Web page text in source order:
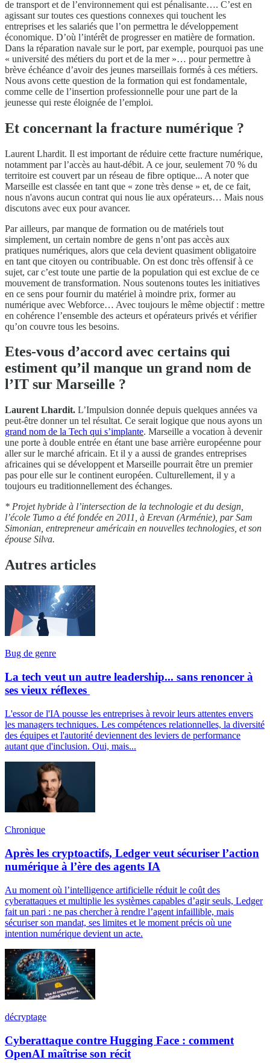
de transport et de l’environnement qui est pénalisante…. C’est en
agissant sur toutes ces questions connexes qui touchent les
entreprises et les salariés que l’on permettra le développement
économique. D’où l’intérêt de progresser en matière de formation.
Dans la réparation navale sur le port, par exemple, pourquoi pas une
« université des métiers du port et de la mer »… pour permettre à
brève échéance d’avoir des jeunes marseillais formés à ces métiers.
Nous avons cette question de la formation qui est fondamentale,
comme celle de l’insertion professionnelle pour une part de la
jeunesse qui reste éloignée de l’emploi.
Et concernant la fracture numérique ?
Laurent Lhardit. Il est important de réduire cette fracture numérique,
notamment par l’accès au haut-débit. A ce jour, seulement 70 % du
territoire est couvert par un réseau de fibre optique... A noter que
Marseille est classée en tant que « zone très dense » et, de ce fait,
nous n'avons aucun contrat qui nous lie aux opérateurs… Mais nous
discutons avec eux pour avancer.
Par ailleurs, par manque de formation ou de matériels tout
simplement, un certain nombre de gens n’ont pas accès aux
pratiques numériques, alors que cela devient quasiment obligatoire
en tant que citoyen ou contribuable. On est donc très offensif à ce
sujet, car c’est toute une partie de la population qui est exclue de ce
mouvement de transformation. Nous soutenons toutes les initiatives
en ce sens pour fournir du matériel à moindre prix, former au
numérique avec Webforce… Avec toujours le même objectif : mettre
en cohérence l’ensemble des acteurs et opérateurs privés et vérifier
qu’on couvre tous les besoins.
Etes-vous d’accord avec certains qui
estiment qu’il manque un grand nom de
l’IT sur Marseille ?
Laurent Lhardit. L’Impulsion donnée depuis quelques années va
peut-être donner un tel résultat. Ce serait logique que nous ayons un
grand nom de la Tech qui s’implante. Marseille a vocation à devenir
une porte à double entrée en étant une base arrière européenne pour
aller sur le marché africain. Et il y a aussi de grandes entreprises
africaines qui se développent et Marseille pourrait être un premier
pas pour elle sur le continent européen. Culturellement, il y a
toujours eu traditionnellement des échanges.
* Projet hybride à l’intersection de la technologie et du design,
l’école Tumo a été fondée en 2011, à Erevan (Arménie), par Sam
Simonian, entrepreneur américain en nouvelles technologies, et son
épouse Silva.
Autres articles
Bug de genre
La tech veut un autre leadership... sans renoncer à
ses vieux réflexes
L'essor de l'IA pousse les entreprises à revoir leurs attentes envers
les managers techniques. Les compétences relationnelles, la diversité
des équipes et l'autorité deviennent des leviers de performance
autant que d'inclusion. Oui, mais...
Chronique
Après les cryptoactifs, Ledger veut sécuriser l’action
numérique à l’ère des agents IA
Au moment où l’intelligence artificielle réduit le coût des
cyberattaques et multiplie les systèmes capables d’agir seuls, Ledger
fait un pari : ne pas chercher à rendre l’agent infaillible, mais
sécuriser son mandat, ses limites et le moment précis où une
intention numérique devient un acte.
décryptage
Cyberattaque contre Hugging Face : comment
OpenAI maîtrise son récit